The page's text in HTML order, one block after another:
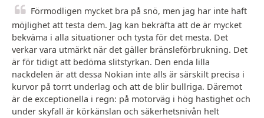
Förmodligen mycket bra på snö, men jag har inte haft
möjlighet att testa dem. Jag kan bekräfta att de är mycket
bekväma i alla situationer och tysta för det mesta. Det
verkar vara utmärkt när det gäller bränsleförbrukning. Det
är för tidigt att bedöma slitstyrkan. Den enda lilla
nackdelen är att dessa Nokian inte alls är särskilt precisa i
kurvor på torrt underlag och att de blir bullriga. Däremot
är de exceptionella i regn: på motorväg i hög hastighet och
under skyfall är körkänslan och säkerhetsnivån helt